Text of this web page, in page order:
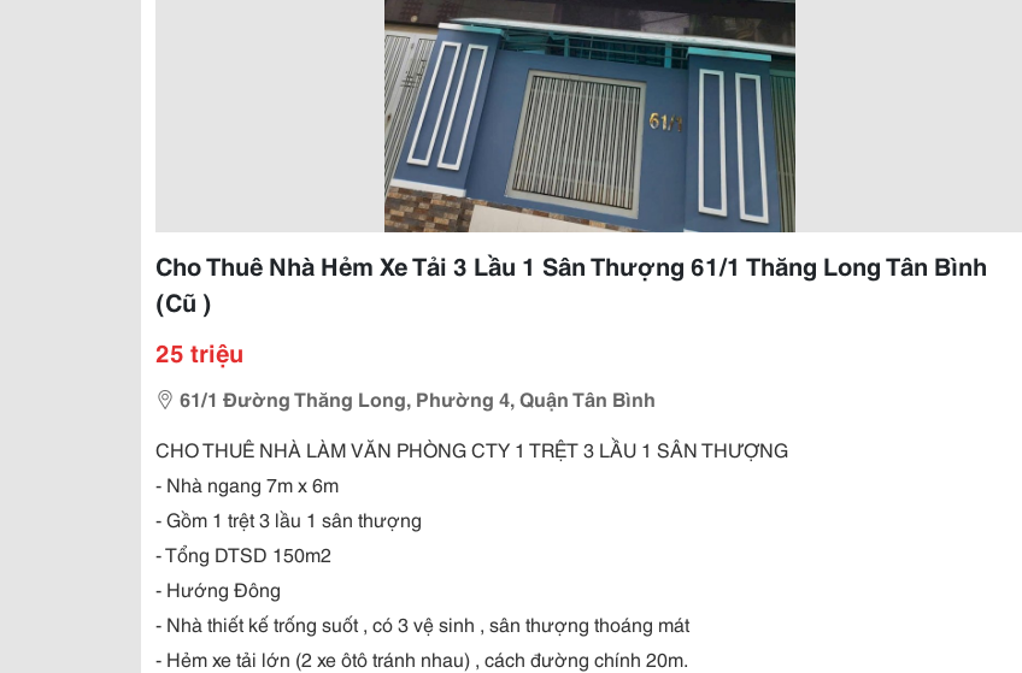
Cho Thuê Nhà Hẻm Xe Tải 3 Lầu 1 Sân Thượng 61/1 Thăng Long Tân Bình
(Cũ )
25 triệu
61/1 Đường Thăng Long, Phường 4, Quận Tân Bình
CHO THUÊ NHÀ LÀM VĂN PHÒNG CTY 1 TRỆT 3 LẦU 1 SÂN THƯỢNG
- Nhà ngang 7m x 6m
- Gồm 1 trệt 3 lầu 1 sân thượng
- Tổng DTSD 150m2
- Hướng Đông
- Nhà thiết kế trống suốt , có 3 vệ sinh , sân thượng thoáng mát
- Hẻm xe tải lớn (2 xe ôtô tránh nhau) , cách đường chính 20m.